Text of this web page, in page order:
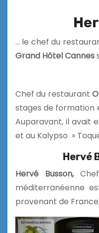
… le chef du
Grand Hôtel Cannes
Chef du restaurant
stages de formation
Auparavant, il avait
et au Kalypso »
Hervé
Hervé Busson,Chef
méditerranéenne
provenant de